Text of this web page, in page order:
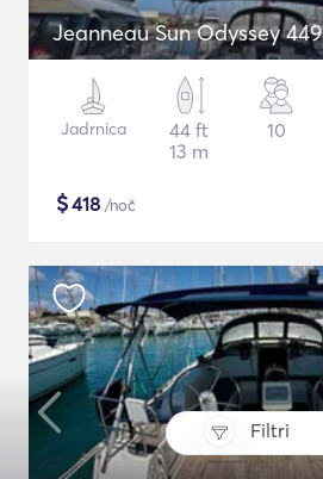
Filtri
Jeanneau Sun Odyssey 449
Jadrnica
44 ft
13 m
10
$418 /noč